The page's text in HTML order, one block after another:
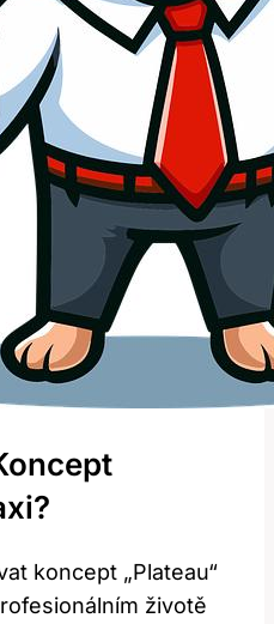
koncept‍ „Plateau“
životě